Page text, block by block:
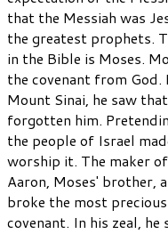
that the Messiah was
the greatest prophets.
in the Bible is Moses.
the covenant from
Mount Sinai, he saw
forgotten him.
the people of Israel
worship it. The maker
Aaron, Moses' brother,
broke the most
covenant. In his zeal, he